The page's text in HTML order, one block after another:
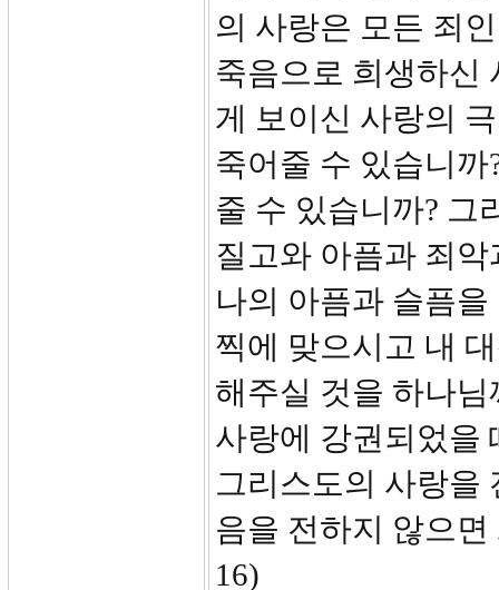
의 사랑은 모든 죄
죽음으로 희생하신
게 보이신 사랑의
죽어줄 수 있습니
줄 수 있습니까? 그
질고와 아픔과 죄
나의 아픔과 슬픔
찍에 맞으시고 내
해주실 것을 하나
사랑에 강권되었을
그리스도의 사랑을
음을 전하지 않으
16)